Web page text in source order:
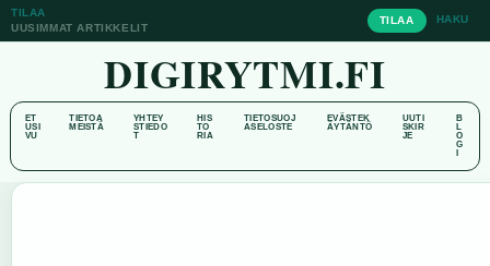
TILAA
UUSIMMAT ARTIKKELIT
TILAA HAKU
DIGIRYTMI.FI
ET
USI
VU
TIETOA
MEISTÄ
YHTEY
STIEDO
T
HIS
TO
RIA
TIETOSUOJ
ASELOSTE
EVÄSTEK
ÄYTÄNTÖ
UUTI
SKIR
JE
B
L
O
G